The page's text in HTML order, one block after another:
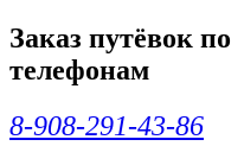
Заказ путёвок по
телефонам
8-908-291-43-86